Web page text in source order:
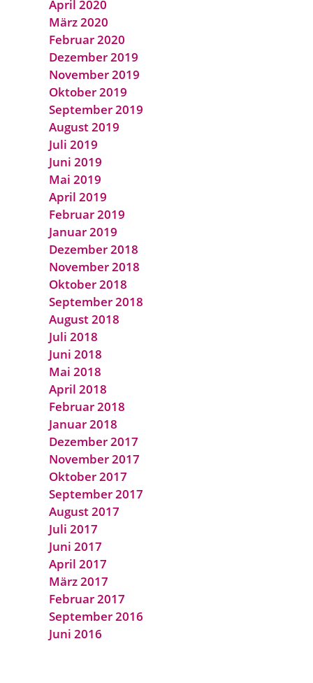
April 2020
März 2020
Februar 2020
Dezember 2019
November 2019
Oktober 2019
September 2019
August 2019
Juli 2019
Juni 2019
Mai 2019
April 2019
Februar 2019
Januar 2019
Dezember 2018
November 2018
Oktober 2018
September 2018
August 2018
Juli 2018
Juni 2018
Mai 2018
April 2018
Februar 2018
Januar 2018
Dezember 2017
November 2017
Oktober 2017
September 2017
August 2017
Juli 2017
Juni 2017
April 2017
März 2017
Februar 2017
September 2016
Juni 2016